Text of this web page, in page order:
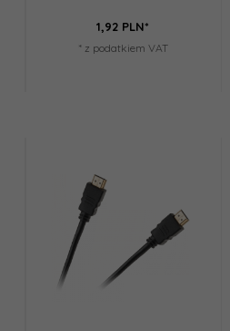
1,92 PLN*
* z podatkiem VAT